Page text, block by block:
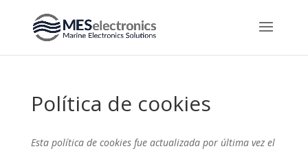
Política de cookies
Esta política de cookies fue actualizada por última vez el